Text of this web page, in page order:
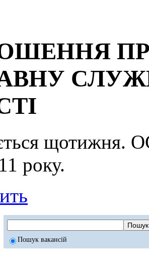
року.
Пошук вакансій